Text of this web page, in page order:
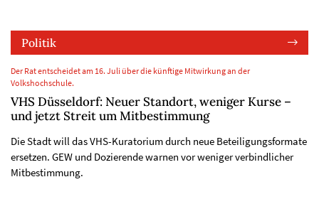
Politik
Der Rat entscheidet am 16. Juli über die künftige Mitwirkung an der
Volkshochschule.
VHS Düsseldorf: Neuer Standort, weniger Kurse –
und jetzt Streit um Mitbestimmung
Die Stadt will das VHS-Kuratorium durch neue Beteiligungsformate
ersetzen. GEW und Dozierende warnen vor weniger verbindlicher
Mitbestimmung.